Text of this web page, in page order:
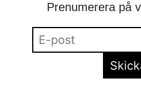
Prenumerera på